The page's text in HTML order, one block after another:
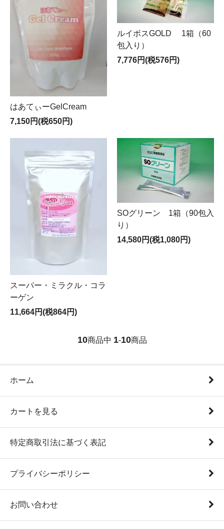
はあてぃーGelCream
7,150円(税650円)
ルイボスGOLD 1箱（60
包入り）
7,776円(税576円)
スーパー・ミラクル・コラ
ーゲン
11,664円(税864円)
SOグリーン 1箱（90包入
り）
14,580円(税1,080円)
10商品中 1-10商品
ホーム
カートを見る
特定商取引法に基づく表記
プライバシーポリシー
お問い合わせ